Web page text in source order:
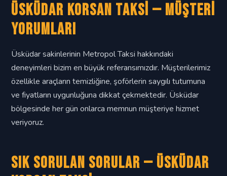
Üsküdar Korsan Taksi — Müşteri
Yorumları
Üsküdar sakinlerinin Metropol Taksi hakkındaki
deneyimleri bizim en büyük referansımızdır. Müşterilerimiz
özellikle araçların temizliğine, şoförlerin saygılı tutumuna
ve fiyatların uygunluğuna dikkat çekmektedir. Üsküdar
bölgesinde her gün onlarca memnun müşteriye hizmet
veriyoruz.
Sık Sorulan Sorular — Üsküdar